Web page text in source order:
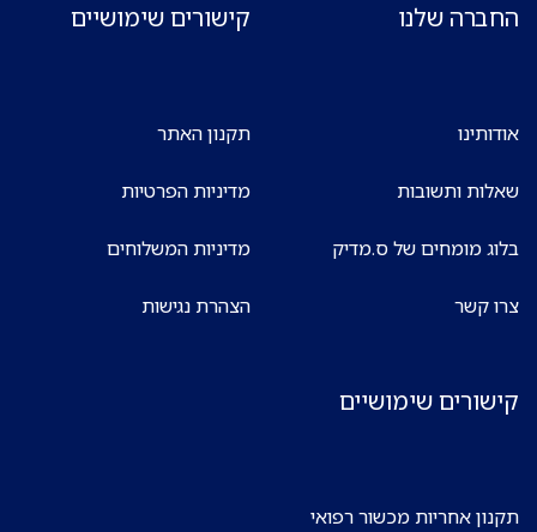
החברה שלנו
אודותינו
שאלות ותשובות
בלוג מומחים של ס.מדיק
צרו קשר
קישורים שימושיים
תקנון האתר
מדיניות הפרטיות
מדיניות המשלוחים
הצהרת נגישות
קישורים שימושיים
תקנון אחריות מכשור רפואי